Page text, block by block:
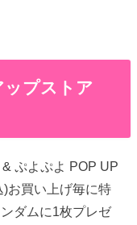
プストア
ぷよぷよ POP UP
お買い上げ毎に特
ダムに1枚プレゼ